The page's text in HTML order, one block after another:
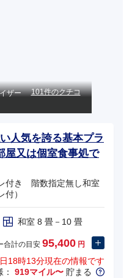
101件のクチコ
人気を誇る基本プラ
屋又は個室食事処で
き 階数指定無し和室
）
和室 8 畳－10 畳
合計の目安 95,400 円
18時13分現在の情報です
： 919マイル〜 貯まる